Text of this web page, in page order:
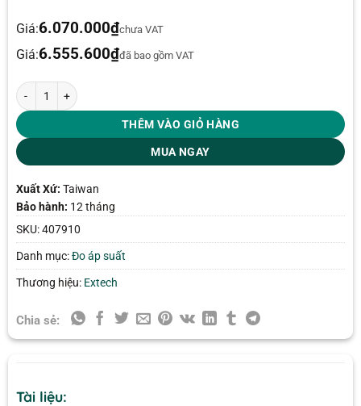
Giá:6.070.000₫chưa VAT
Giá:6.555.600₫đã bao gồm VAT
Máy đo áp suất chênh lệch hạng nặng Extech 407910 số lượng
THÊM VÀO GIỎ HÀNG
MUA NGAY
Xuất Xứ: Taiwan
Bảo hành: 12 tháng
SKU:407910
Danh mục:Đo áp suất
Thương hiệu: Extech
Chia sẻ:
Tài liệu: